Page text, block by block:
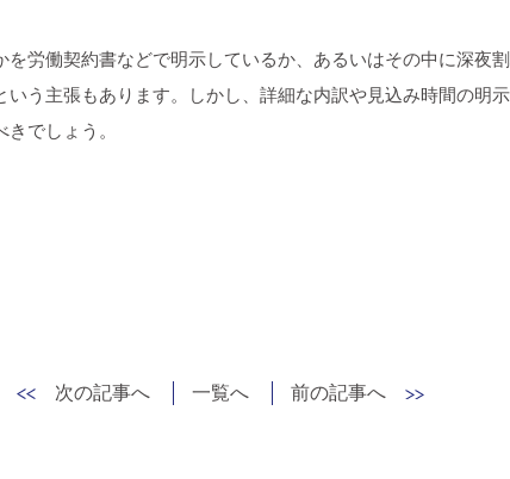
労働契約書などで明示しているか、あるいはその中に深夜
う主張もあります。しかし、詳細な内訳や見込み時間の明
でしょう。
次の記事へ 一覧へ 前の記事へ